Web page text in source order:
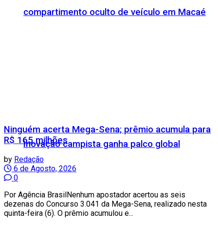
compartimento oculto de veículo em Macaé
Inovação campista ganha palco global
Ninguém acerta Mega-Sena; prêmio acumula para
R$ 165 milhões
by Redação
6 de Agosto, 2026
0
Por Agência BrasilNenhum apostador acertou as seis
dezenas do Concurso 3.041 da Mega-Sena, realizado nesta
quinta-feira (6). O prêmio acumulou e...